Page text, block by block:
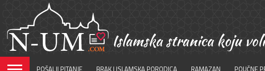
POŠALJI PITANJE BRAK I ISLAMSKA PORODICA RAMAZAN POUČNE